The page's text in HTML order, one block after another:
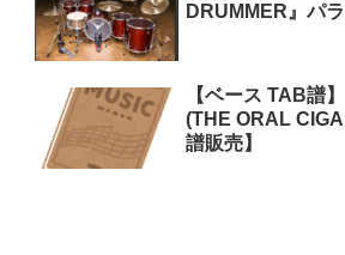
DRUMMER』パ
【ベース TAB譜
(THE ORAL
譜販売】